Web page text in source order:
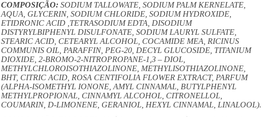
COMPOSIÇÃO:SODIUM TALLOWATE, SODIUM PALM KERNELATE,
AQUA, GLYCERIN, SODIUM CHLORIDE, SODIUM HYDROXIDE,
ETIDRONIC ACID ,TETRASODIUM EDTA, DISODIUM
DISTYRYLBIPHENYL DISULFONATE, SODIUM LAURYL SULFATE,
STEARIC ACID, CETEARYL ALCOHOL, COCAMIDE MEA, RICINUS
COMMUNIS OIL, PARAFFIN, PEG-20, DECYL GLUCOSIDE, TITANIUM
DIOXIDE, 2-BROMO-2-NITROPROPANE-1,3 – DIOL,
METHYLCHLOROISOTHIAZOLINONE, METHYLISOTHIAZOLINONE,
BHT, CITRIC ACID, ROSA CENTIFOLIA FLOWER EXTRACT, PARFUM
(ALPHA-ISOMETHYL IONONE, AMYL CINNAMAL, BUTYLPHENYL
METHYLPROPIONAL, CINNAMYL ALCOHOL, CITRONELLOL,
COUMARIN, D-LIMONENE, GERANIOL, HEXYL CINNAMAL, LINALOOL).